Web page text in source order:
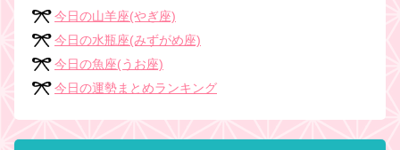
今日の山羊座(やぎ座)
今日の水瓶座(みずがめ座)
今日の魚座(うお座)
今日の運勢まとめランキング